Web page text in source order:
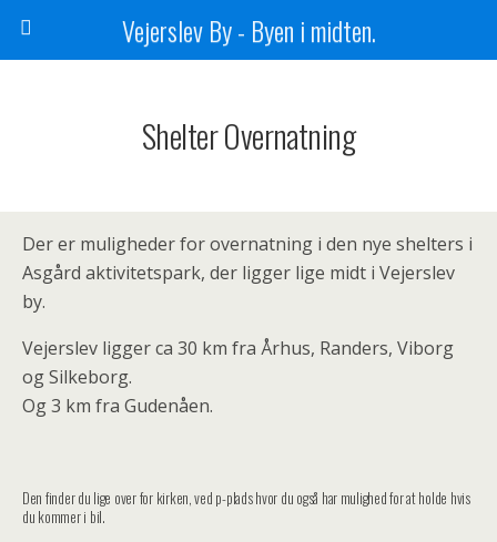
Vejerslev By - Byen i midten.
Shelter Overnatning
Der er muligheder for overnatning i den nye shelters i
Asgård aktivitetspark, der ligger lige midt i Vejerslev
by.
Vejerslev ligger ca 30 km fra Århus, Randers, Viborg
og Silkeborg.
Og 3 km fra Gudenåen.
Den finder du lige over for kirken, ved p-plads hvor du også har mulighed for at holde hvis
du kommer i bil.